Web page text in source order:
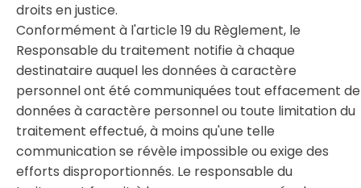
droits en justice.
Conformément à l'article 19 du Règlement, le
Responsable du traitement notifie à chaque
destinataire auquel les données à caractère
personnel ont été communiquées tout effacement de
données à caractère personnel ou toute limitation du
traitement effectué, à moins qu'une telle
communication se révèle impossible ou exige des
efforts disproportionnés. Le responsable du